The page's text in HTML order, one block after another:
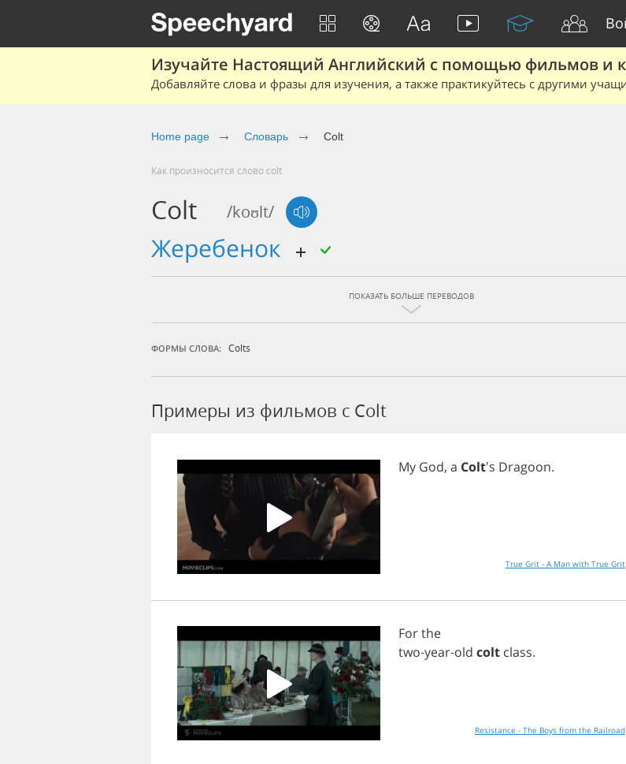
Изучайте Настоящий Английский с помощью фильмов и
Добавляйте слова и фразы для изучения, а также практикуйтесь с другими
Home page Словарь Colt
Как произносится слово colt
Colt /koʊlt/
жеребенок
ПОКАЗАТЬ БОЛЬШЕ ПЕРЕВОДОВ
ФОРМЫ СЛОВА: Colts
Примеры из фильмов c Colt
My God, a Colt's Dragoon.
True Grit - A Man with True Grit
Forthe
two-year-old colt class.
Resistance - The Boys from the Railroad